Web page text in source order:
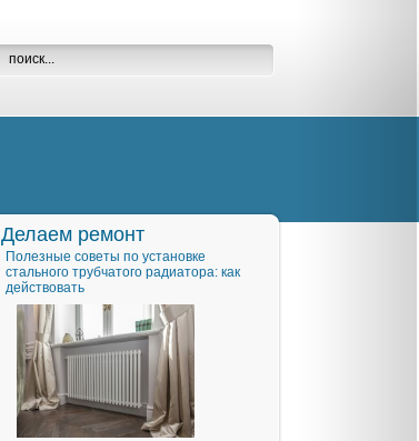
Делаем ремонт
Полезные советы по установке
стального трубчатого радиатора: как
действовать